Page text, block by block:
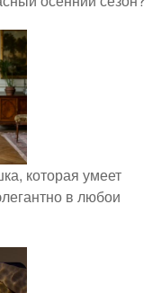
которая умеет
в любои